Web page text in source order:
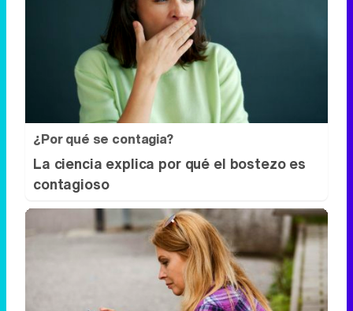
¿Por qué se contagia?
La ciencia explica por qué el bostezo es
contagioso
Cuidado con este hábito